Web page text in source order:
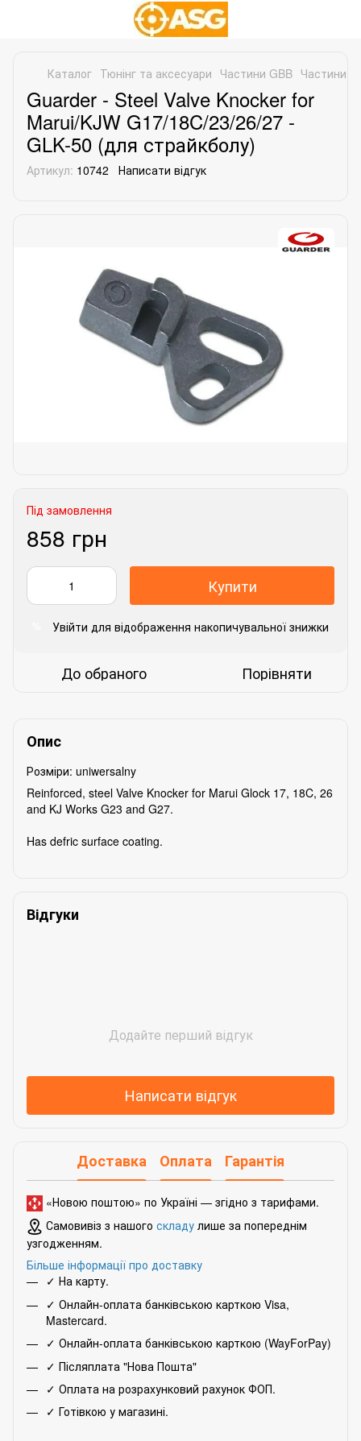
Каталог Тюнінг та аксесуари Частини GBB Частини
Guarder - Steel Valve Knocker for
Marui/KJW G17/18C/23/26/27 -
GLK-50 (для страйкболу)
Артикул: 10742 Написати відгук
Під замовлення
858 грн
Купити
Увійти для відображення накопичувальної знижки
До обраного Порівняти
Опис
Розміри: uniwersalny
Reinforced, steel Valve Knocker for Marui Glock 17, 18C, 26
and KJ Works G23 and G27.
Has defric surface coating.
Відгуки
Додайте перший відгук
Написати відгук
Доставка Оплата Гарантія
«Новою поштою» по Україні — згідно з тарифами.
Самовивіз з нашого складу лише за попереднім
узгодженням.
Більше інформації про доставку
✓ На карту.
✓ Онлайн-оплата банківською карткою Visa,
Mastercard.
✓ Онлайн-оплата банківською карткою (WayForPay)
✓ Післяплата "Нова Пошта"
✓ Оплата на розрахунковий рахунок ФОП.
✓ Готівкою у магазині.